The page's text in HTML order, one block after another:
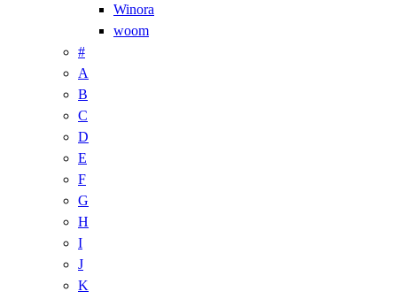
Winora
woom
#
A
B
C
D
E
F
G
H
I
J
K